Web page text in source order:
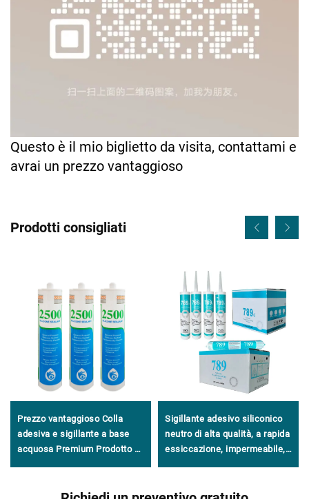
Questo è il mio biglietto da visita, contattami e
avrai un prezzo vantaggioso
Prodotti consigliati
Prezzo vantaggioso Colla
adesiva e sigillante a base
acquosa Premium Prodotto di
Sigillante adesivo siliconico
neutro di alta qualità, a rapida
essiccazione, impermeabile,